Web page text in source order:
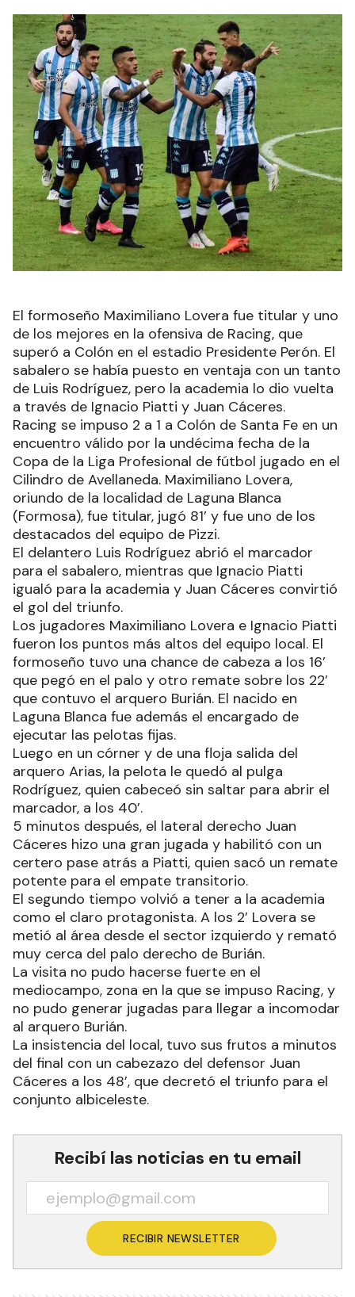
El formoseño Maximiliano Lovera fue titular y uno
de los mejores en la ofensiva de Racing, que
superó a Colón en el estadio Presidente Perón. El
sabalero se había puesto en ventaja con un tanto
de Luis Rodríguez, pero la academia lo dio vuelta
a través de Ignacio Piatti y Juan Cáceres.
Racing se impuso 2 a 1 a Colón de Santa Fe en un
encuentro válido por la undécima fecha de la
Copa de la Liga Profesional de fútbol jugado en el
Cilindro de Avellaneda. Maximiliano Lovera,
oriundo de la localidad de Laguna Blanca
(Formosa), fue titular, jugó 81’ y fue uno de los
destacados del equipo de Pizzi.
El delantero Luis Rodríguez abrió el marcador
para el sabalero, mientras que Ignacio Piatti
igualó para la academia y Juan Cáceres convirtió
el gol del triunfo.
Los jugadores Maximiliano Lovera e Ignacio Piatti
fueron los puntos más altos del equipo local. El
formoseño tuvo una chance de cabeza a los 16’
que pegó en el palo y otro remate sobre los 22’
que contuvo el arquero Burián. El nacido en
Laguna Blanca fue además el encargado de
ejecutar las pelotas fijas.
Luego en un córner y de una floja salida del
arquero Arias, la pelota le quedó al pulga
Rodríguez, quien cabeceó sin saltar para abrir el
marcador, a los 40’.
5 minutos después, el lateral derecho Juan
Cáceres hizo una gran jugada y habilitó con un
certero pase atrás a Piatti, quien sacó un remate
potente para el empate transitorio.
El segundo tiempo volvió a tener a la academia
como el claro protagonista. A los 2’ Lovera se
metió al área desde el sector izquierdo y remató
muy cerca del palo derecho de Burián.
La visita no pudo hacerse fuerte en el
mediocampo, zona en la que se impuso Racing, y
no pudo generar jugadas para llegar a incomodar
al arquero Burián.
La insistencia del local, tuvo sus frutos a minutos
del final con un cabezazo del defensor Juan
Cáceres a los 48’, que decretó el triunfo para el
conjunto albiceleste.
Recibí las noticias en tu email
RECIBIR NEWSLETTER